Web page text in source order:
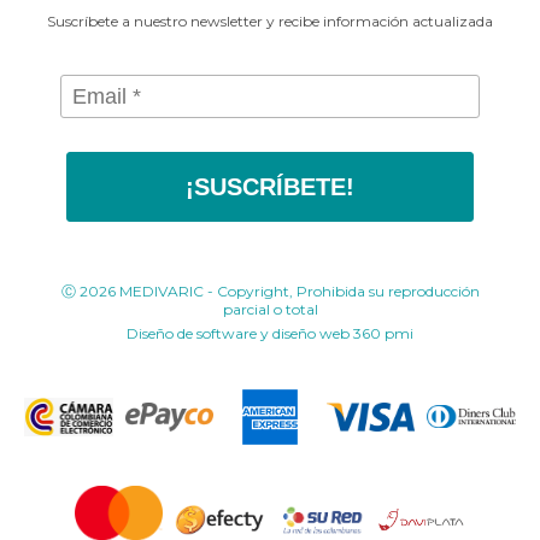
Suscríbete a nuestro newsletter y recibe información actualizada
¡SUSCRÍBETE!
Ⓒ 2026 MEDIVARIC - Copyright, Prohibida su reproducción
parcial o total
Diseño de software y diseño web 360 pmi